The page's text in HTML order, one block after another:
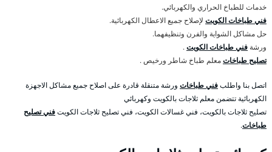
خدمات للطباخ الحراري والكهربائي.
فني طباخات الكويت لإصلاح جميع الاعطال الكهربائية.
حل مشاكل الشواية والفرن وتنظيفهما.
ورشة فني طباخات الكويت.
تصليح طباخاتمعلم طباخ شاطر ورخيص .
اتصل بنا واطلبفني طباخات ورشة متنقلة قادرة على اصلاح جميع مشاكل الاجهزة
الكهربائية تتضمن معلم ثلاجات بالكويت وكهربائي
تصليح ثلاجات بالكويت، فني غسالات الكويت، فني تصليح ثلاجات الكويتفني تصليح
طباخات.